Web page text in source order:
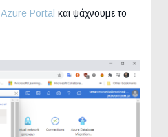
Azure Portal και ψάχνουμε το